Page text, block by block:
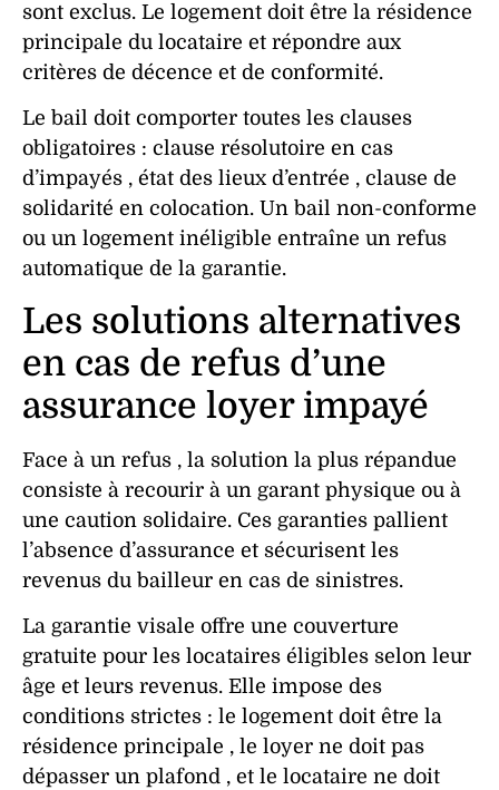
sont exclus. Le logement doit être la résidence
principale du locataire et répondre aux
critères de décence et de conformité.
Le bail doit comporter toutes les clauses
obligatoires : clause résolutoire en cas
d’impayés , état des lieux d’entrée , clause de
solidarité en colocation. Un bail non-conforme
ou un logement inéligible entraîne un refus
automatique de la garantie.
Les solutions alternatives
en cas de refus d’une
assurance loyer impayé
Face à un refus , la solution la plus répandue
consiste à recourir à un garant physique ou à
une caution solidaire. Ces garanties pallient
l’absence d’assurance et sécurisent les
revenus du bailleur en cas de sinistres.
La garantie visale offre une couverture
gratuite pour les locataires éligibles selon leur
âge et leurs revenus. Elle impose des
conditions strictes : le logement doit être la
résidence principale , le loyer ne doit pas
dépasser un plafond , et le locataire ne doit